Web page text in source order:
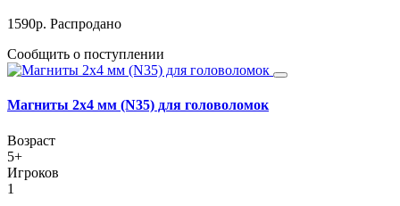
1590р. Распродано
Сообщить о поступлении
Магниты 2x4 мм (N35) для головоломок
Возраст
5+
Игроков
1